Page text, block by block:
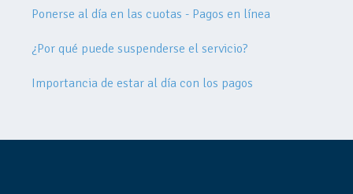
Ponerse al día en las cuotas - Pagos en línea
¿Por qué puede suspenderse el servicio?
Importancia de estar al día con los pagos